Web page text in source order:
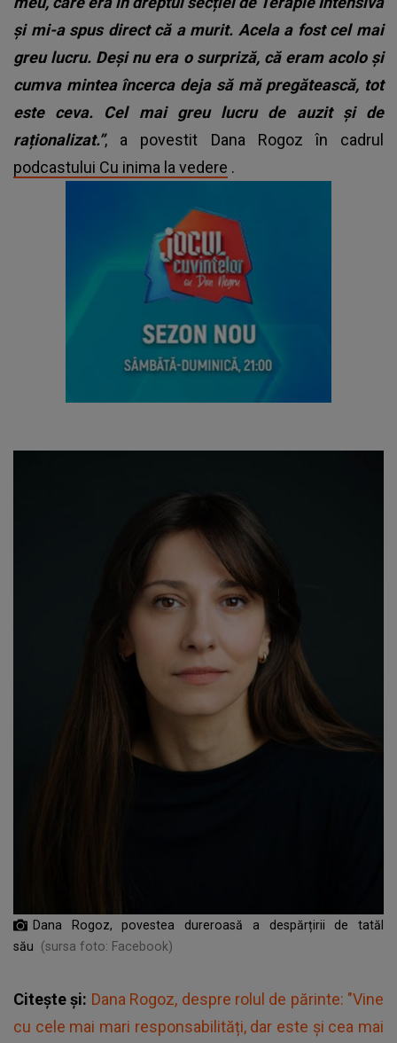
și mi-a spus direct că a murit. Acela a fost cel mai
greu lucru. Deși nu era o surpriză, că eram acolo și
cumva mintea încerca deja să mă pregătească, tot
este ceva. Cel mai greu lucru de auzit și de
raționalizat.”, a povestit Dana Rogoz în cadrul
podcastului Cu inima la vedere .
Dana Rogoz, povestea dureroasă a despărțirii de tatăl
său
(sursa foto: Facebook)
Citește și: Dana Rogoz, despre rolul de părinte: "Vine
cu cele mai mari responsabilități, dar este și cea mai